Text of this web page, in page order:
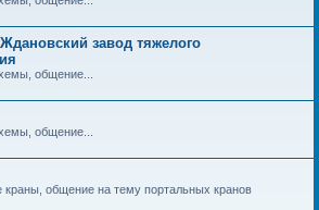
завод тяжелого
общение...
общение...
краны, общение на тему портальных кранов